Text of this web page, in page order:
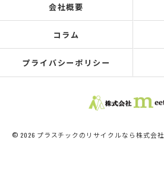
会社概要
コラム
プライバシーポリシー
© 2026 プラスチックのリサイクルなら株式会社